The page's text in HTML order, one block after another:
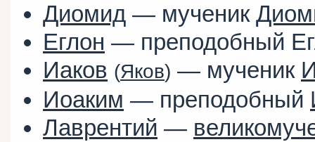
Диомид — мученик
Еглон — преподобный
Иаков (Яков) — мученик
Иоаким — преподобный
Лаврентий —